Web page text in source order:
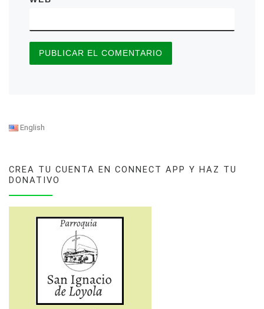
English
CREA TU CUENTA EN CONNECT APP Y HAZ TU
DONATIVO